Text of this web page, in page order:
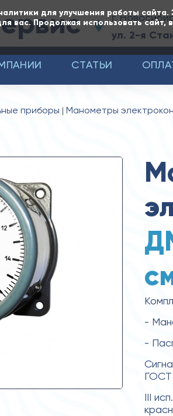
для улучшения работы
вас. Продолжая использовать
г.
ул. 2-я
СТАТЬИ
приборы Манометры
-
-
ГОСТ
III